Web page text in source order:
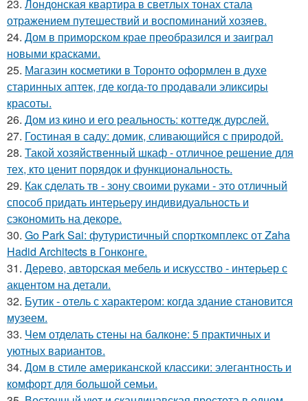
23. Лондонская квартира в светлых тонах стала
отражением путешествий и воспоминаний хозяев.
24. Дом в приморском крае преобразился и заиграл
новыми красками.
25. Магазин косметики в Торонто оформлен в духе
старинных аптек, где когда-то продавали эликсиры
красоты.
26. Дом из кино и его реальность: коттедж дурслей.
27. Гостиная в саду: домик, сливающийся с природой.
28. Такой хозяйственный шкаф - отличное решение для
тех, кто ценит порядок и функциональность.
29. Как сделать тв - зону своими руками - это отличный
способ придать интерьеру индивидуальность и
сэкономить на декоре.
30. Go Park Sai: футуристичный спорткомплекс от Zaha
Hadid Architects в Гонконге.
31. Дерево, авторская мебель и искусство - интерьер с
акцентом на детали.
32. Бутик - отель с характером: когда здание становится
музеем.
33. Чем отделать стены на балконе: 5 практичных и
уютных вариантов.
34. Дом в стиле американской классики: элегантность и
комфорт для большой семьи.